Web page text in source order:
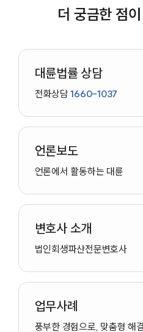
만화로 보
더 궁금한 점
대륜법률 상담
전화상담1660-1037
언론보도
언론에서 활동하는 대륜
변호사 소개
법인회생파산전문변호사
업무사례
풍부한 경험으로, 맞춤형 해